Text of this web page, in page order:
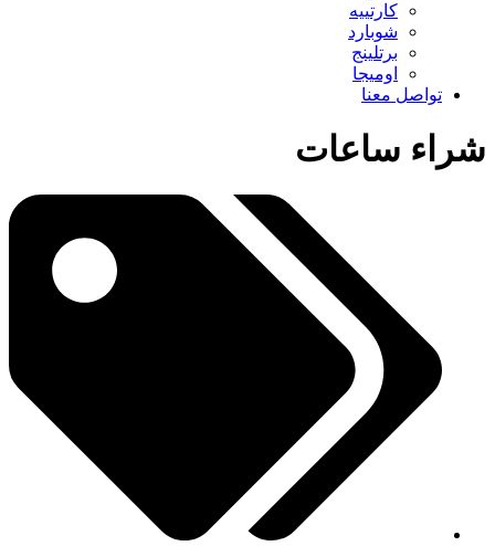
كارتييه
شوبارد
برتلينج
اوميجا
تواصل معنا
شراء ساعات